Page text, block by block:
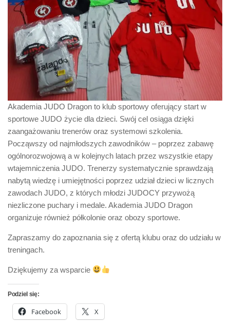
Akademia JUDO Dragon to klub sportowy oferujący start w
sportowe JUDO życie dla dzieci. Swój cel osiąga dzięki
zaangażowaniu trenerów oraz systemowi szkolenia.
Począwszy od najmłodszych zawodników – poprzez zabawę
ogólnorozwojową a w kolejnych latach przez wszystkie etapy
wtajemniczenia JUDO. Trenerzy systematycznie sprawdzają
nabytą wiedzę i umiejętności poprzez udział dzieci w licznych
zawodach JUDO, z których młodzi JUDOCY przywożą
niezliczone puchary i medale. Akademia JUDO Dragon
organizuje również półkolonie oraz obozy sportowe.
Zapraszamy do zapoznania się z ofertą klubu oraz do udziału w
treningach.
Dziękujemy za wsparcie
Podziel się:
Facebook X